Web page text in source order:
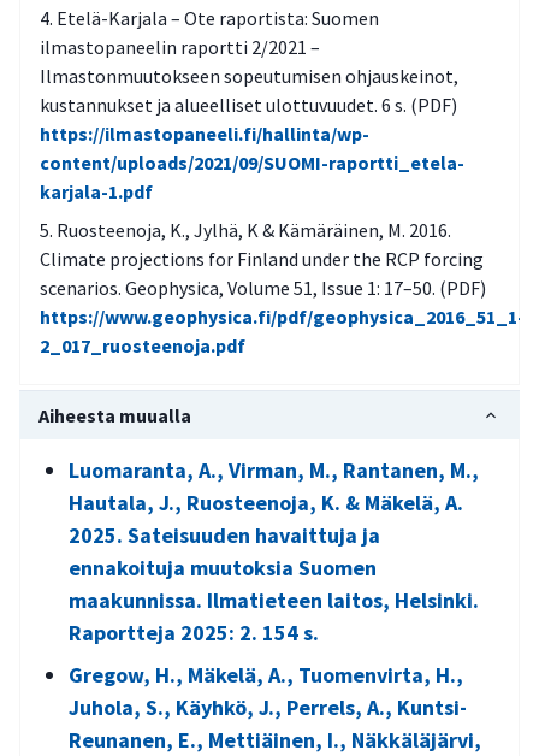
Etelä-Karjala – Ote raportista: Suomen
ilmastopaneelin raportti 2/2021 –
Ilmastonmuutokseen sopeutumisen ohjauskeinot,
kustannukset ja alueelliset ulottuvuudet. 6 s. (PDF)
https://ilmastopaneeli.fi/hallinta/wp-
content/uploads/2021/09/SUOMI-raportti_etela-
karjala-1.pdf
Ruosteenoja, K., Jylhä, K & Kämäräinen, M. 2016.
Climate projections for Finland under the RCP forcing
scenarios. Geophysica, Volume 51, Issue 1: 17–50. (PDF)
https://www.geophysica.fi/pdf/geophysica_2016_51_1-
2_017_ruosteenoja.pdf
Aiheesta muualla
Luomaranta, A., Virman, M., Rantanen, M.,
Hautala, J., Ruosteenoja, K. & Mäkelä, A.
2025. Sateisuuden havaittuja ja
ennakoituja muutoksia Suomen
maakunnissa. Ilmatieteen laitos, Helsinki.
Raportteja 2025: 2. 154 s.
Gregow, H., Mäkelä, A., Tuomenvirta, H.,
Juhola, S., Käyhkö, J., Perrels, A., Kuntsi-
Reunanen, E., Mettiäinen, I., Näkkäläjärvi,